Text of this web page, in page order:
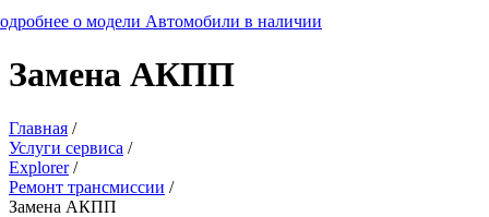
о модели Автомобили в наличии
Замена АКПП
Главная /
Услуги сервиса /
Explorer/
Ремонт трансмиссии /
Замена АКПП